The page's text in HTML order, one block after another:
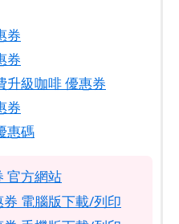
券
券
升級咖啡 優惠券
券
惠碼
官方網站
電腦版下載/列印